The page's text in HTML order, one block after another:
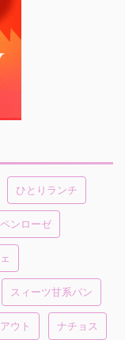
ひとりランチ
ンローゼ
スィーツ甘系パン
ウト ナチョス